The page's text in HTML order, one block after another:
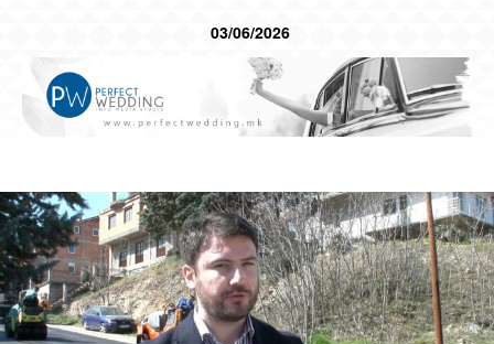
03/06/2026